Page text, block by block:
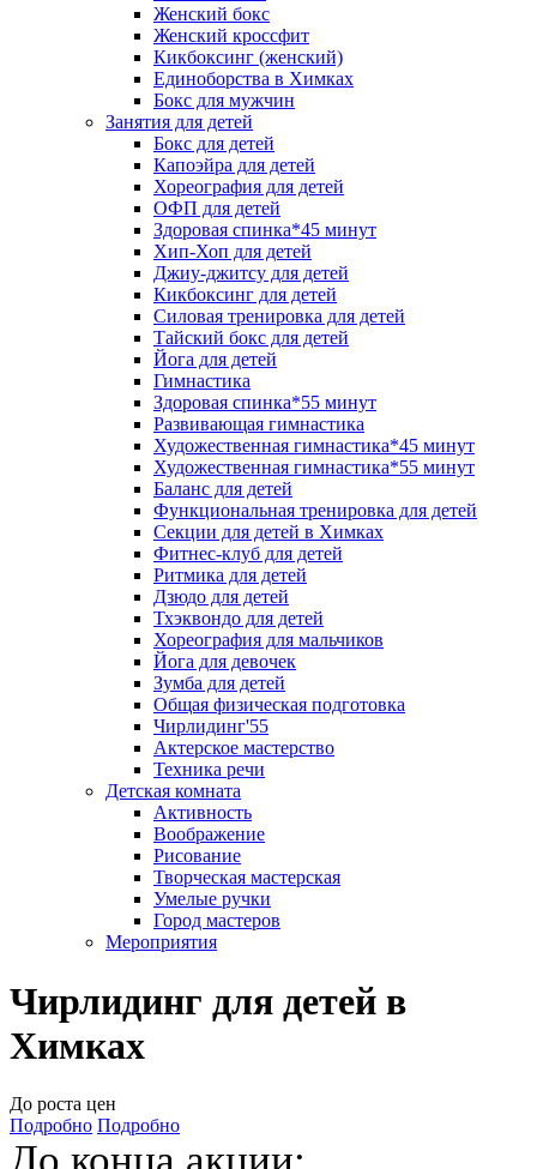
Женский бокс
Женский кроссфит
Кикбоксинг (женский)
Единоборства в Химках
Бокс для мужчин
Занятия для детей
Бокс для детей
Капоэйра для детей
Хореография для детей
ОФП для детей
Здоровая спинка*45 минут
Хип-Хоп для детей
Джиу-джитсу для детей
Кикбоксинг для детей
Силовая тренировка для детей
Тайский бокс для детей
Йога для детей
Гимнастика
Здоровая спинка*55 минут
Развивающая гимнастика
Художественная гимнастика*45 минут
Художественная гимнастика*55 минут
Баланс для детей
Функциональная тренировка для детей
Секции для детей в Химках
Фитнес-клуб для детей
Ритмика для детей
Дзюдо для детей
Тхэквондо для детей
Хореография для мальчиков
Йога для девочек
Зумба для детей
Общая физическая подготовка
Чирлидинг'55
Актерское мастерство
Техника речи
Детская комната
Активность
Воображение
Рисование
Творческая мастерская
Умелые ручки
Город мастеров
Мероприятия
Чирлидинг для детей в
Химках
До роста цен
Подробно Подробно